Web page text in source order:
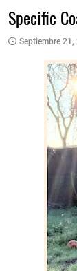
Specific
Septiembre 21,